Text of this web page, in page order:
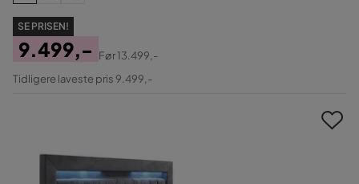
SE PRISEN!
Pris
9.499,-
Original
Før13.499,-
Tidligere laveste pris 9.499,-